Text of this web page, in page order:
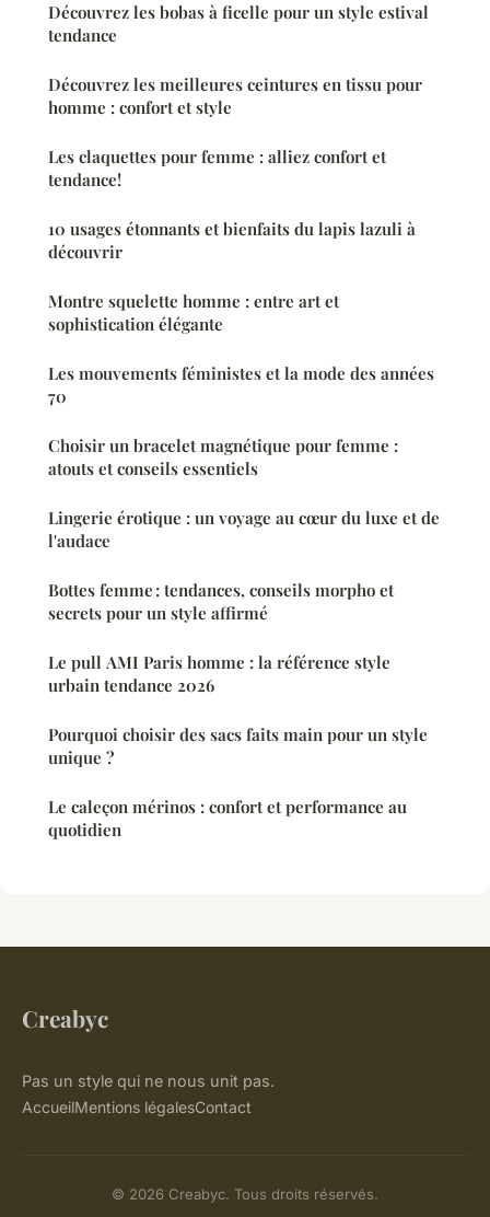
Découvrez les bobas à ficelle pour un style estival
tendance
Découvrez les meilleures ceintures en tissu pour
homme : confort et style
Les claquettes pour femme : alliez confort et
tendance!
10 usages étonnants et bienfaits du lapis lazuli à
découvrir
Montre squelette homme : entre art et
sophistication élégante
Les mouvements féministes et la mode des années
70
Choisir un bracelet magnétique pour femme :
atouts et conseils essentiels
Lingerie érotique : un voyage au cœur du luxe et de
l'audace
Bottes femme : tendances, conseils morpho et
secrets pour un style affirmé
Le pull AMI Paris homme : la référence style
urbain tendance 2026
Pourquoi choisir des sacs faits main pour un style
unique ?
Le caleçon mérinos : confort et performance au
quotidien
Creabyc
Pas un style qui ne nous unit pas.
AccueilMentions légalesContact
© 2026 Creabyc. Tous droits réservés.